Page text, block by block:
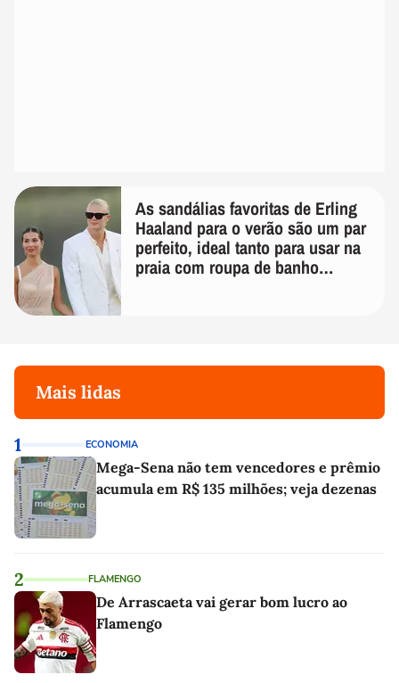
As sandálias favoritas de Erling
Haaland para o verão são um par
perfeito, ideal tanto para usar na
praia com roupa de banho
Mais lidas
1 ECONOMIA
Mega-Sena não tem vencedores e prêmio
acumula em R$ 135 milhões; veja dezenas
2 FLAMENGO
De Arrascaeta vai gerar bom lucro ao
Flamengo